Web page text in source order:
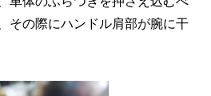
その際にハンドル肩部が腕に干